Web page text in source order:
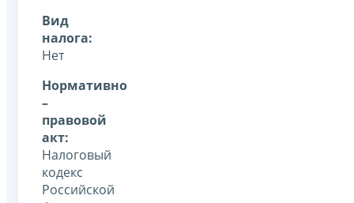
Вид
налога:
Нет
Нормативно
–
правовой
акт:
Налоговый
кодекс
Российской